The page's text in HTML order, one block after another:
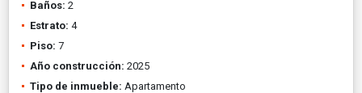
Baños: 2
Estrato: 4
Piso: 7
Año construcción: 2025
Tipo de inmueble: Apartamento